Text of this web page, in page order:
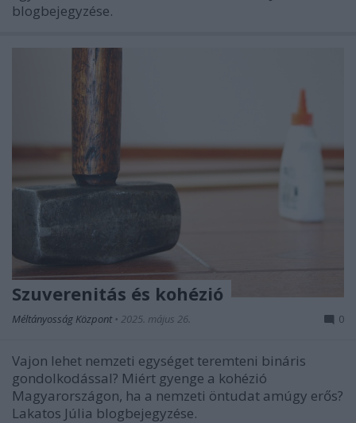
blogbejegyzése.
Szuverenitás és kohézió
Méltányosság Központ • 2025. május 26. 0
Vajon lehet nemzeti egységet teremteni bináris
gondolkodással? Miért gyenge a kohézió
Magyarországon, ha a nemzeti öntudat amúgy erős?
Lakatos Júlia blogbejegyzése.